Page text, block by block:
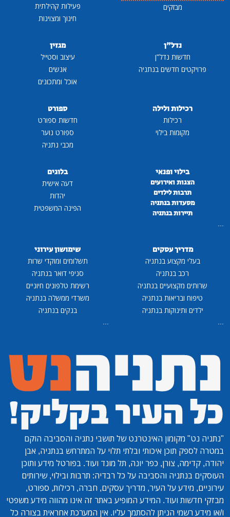
מבזקים
פעילות קהילתית
חינוך ומצוינות
נדל"ן
חדשות נדל"ן
פרויקטים חדשים בנתניה
מגזין
עיצוב וסטייל
אנשים
אוכל ומתכונים
רכילות ולילה
רכילות
מקומות בילוי
ספורט
חדשות ספורט
ספורט נוער
מכבי נתניה
בילוי ופנאי
הצגות ואירועים
תרבות לילדים
מסעדות בנתניה
תיירות בנתניה
בלוגים
דעה אישית
יהדות
הפינה המשפטית
מדריך עסקים
בעלי מקצוע בנתניה
רכב בנתניה
שרותים מקצועיים בנתניה
טיפוח ובריאות בנתניה
ילדים ותינוקות בנתניה
שימושון עירוני
תשלומים ומוקדי שרות
סניפי דואר בנתניה
רשימת טלפונים חיוניים
משרדי ממשלה בנתניה
בנקים בנתניה
"נתניה נט" מקומון האינטרנט של תושבי נתניה והסביבה הוקם
במטרה לספק תוכן איכותי ובלתי תלוי על המתרחש בנתניה, אבן
יהודה, קדימה, צורן, כפר יונה, תל מונד ועוד. בפורטל מידע ותוכן
העוסקים בנתניה והסביבה על כל רבדיה: תרבות ובילוי, שירותים
עירוניים, מידע על העיר, מדריך עסקים, חברה, רכילות, ספורט,
מבזקי חדשות ועוד. המידע המופיע באתר זה אינו מהווה מידע משפטי
ו/או מידע רשמי הניתן להסתמך עליו. אין המערכת אחראית בצורה כל